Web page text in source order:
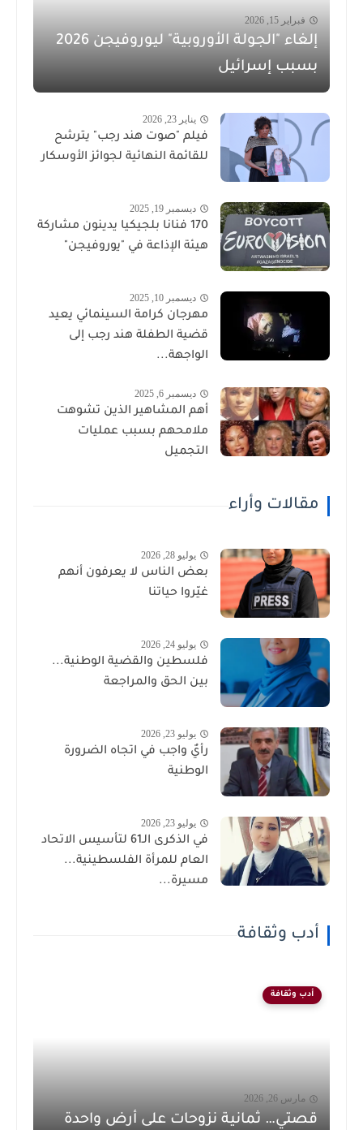
فبراير 15, 2026
إلغاء "الجولة الأوروبية" ليوروفيجن 2026
بسبب إسرائيل
يناير 23, 2026
فيلم "صوت هند رجب" يترشح
للقائمة النهائية لجوائز الأوسكار
ديسمبر 19, 2025
170 فنانا بلجيكيا يدينون مشاركة
هيئة الإذاعة في "يوروفيجن"
ديسمبر 10, 2025
مهرجان كرامة السينمائي يعيد
قضية الطفلة هند رجب إلى
الواجهة...
ديسمبر 6, 2025
أهم المشاهير الذين تشوهت
ملامحهم بسبب عمليات
التجميل
مقالات وأراء
يوليو 28, 2026
بعض الناس لا يعرفون أنهم
غيّروا حياتنا
يوليو 24, 2026
فلسطين والقضية الوطنية...
بين الحق والمراجعة
يوليو 23, 2026
رأيٌ واجب في اتجاه الضرورة
الوطنية
يوليو 23, 2026
في الذكرى الـ61 لتأسيس الاتحاد
العام للمرأة الفلسطينية...
مسيرة...
أدب وثقافة
أدب وثقافة
مارس 26, 2026
قصتي… ثمانية نزوحات على أرض واحدة